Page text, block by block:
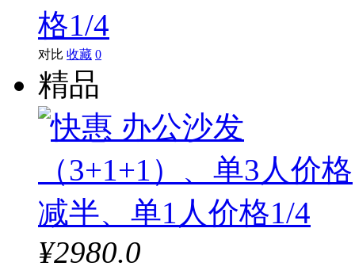
格1/4
对比 收藏 0
精品
¥2980.0